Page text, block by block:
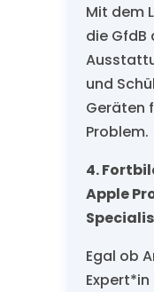
Mit dem
die
und
Geräten
Problem.
4.
Apple
Egal ob